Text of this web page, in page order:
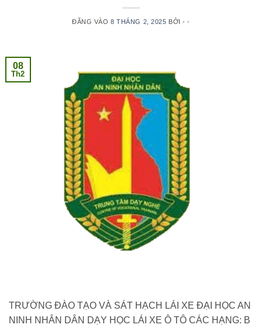
ĐĂNG VÀO8 THÁNG 2, 2025 BỞI- -
08
Th2
TRƯỜNG ĐÀO TẠO VÀ SÁT HẠCH LÁI XE ĐẠI HỌC AN
NINH NHÂN DÂN DẠY HỌC LÁI XE Ô TÔ CÁC HẠNG: B